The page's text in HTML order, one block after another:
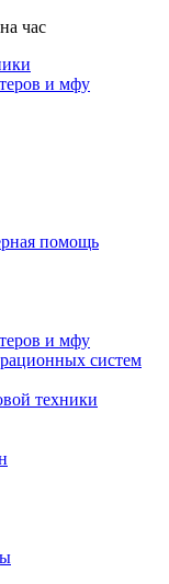
час
и мфу
помощь
и мфу
систем
техники